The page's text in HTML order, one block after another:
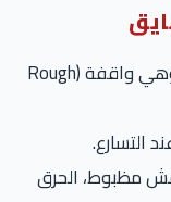
العربية بتترج جامد وهي واقفة (Rough
الحرق